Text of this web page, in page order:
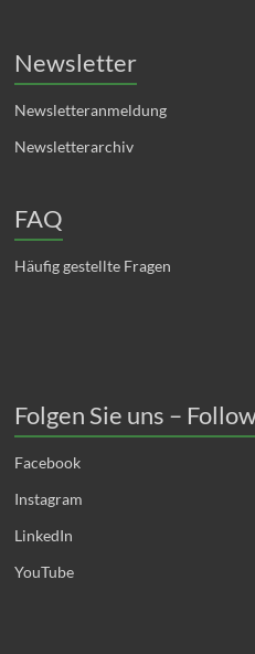
Newsletter
Newsletteranmeldung
Newsletterarchiv
FAQ
Häufig gestellte Fragen
Folgen Sie uns –
Facebook
Instagram
LinkedIn
YouTube